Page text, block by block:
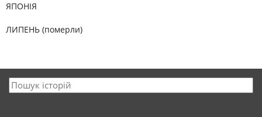
ЯПОНІЯ
ЛИПЕНЬ (померли)